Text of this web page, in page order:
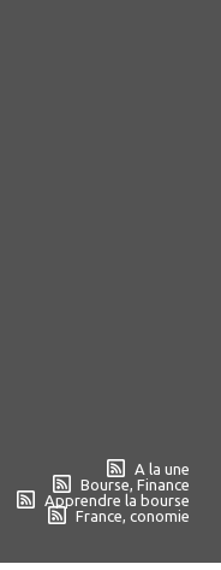
A la une
Bourse, Finance
Apprendre la bourse
France, conomie